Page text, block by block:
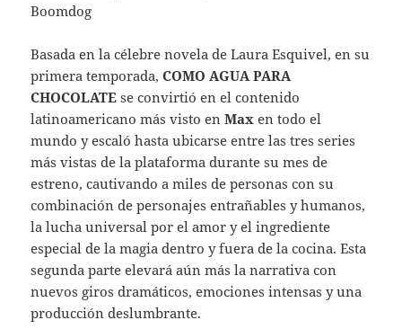
Boomdog
Basada en la célebre novela de Laura Esquivel, en su
primera temporada,COMO AGUA PARA
CHOCOLATE se convirtió en el contenido
latinoamericano más visto enMaxen todo el
mundo y escaló hasta ubicarse entre las tres series
más vistas de la plataforma durante su mes de
estreno, cautivando a miles de personas con su
combinación de personajes entrañables y humanos,
la lucha universal por el amor y el ingrediente
especial de la magia dentro y fuera de la cocina. Esta
segunda parte elevará aún más la narrativa con
nuevos giros dramáticos, emociones intensas y una
producción deslumbrante.